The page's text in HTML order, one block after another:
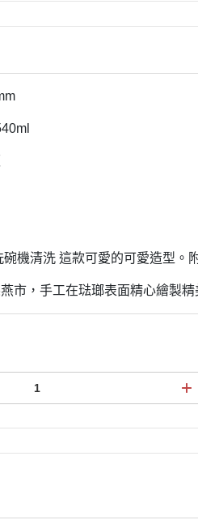
機清洗 這款可愛的可愛造型。
市，手工在琺瑯表面精心繪製精